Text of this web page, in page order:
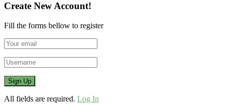
Create New Account!
Fill the forms bellow to register
All fields are required. Log In